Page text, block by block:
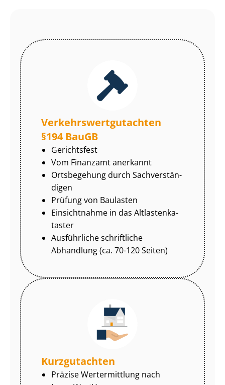
Ver­kehrs­wert­gut­ach­ten
§194 BauGB
Gerichtsfest
Vom Finanzamt anerkannt
Ortsbegehung durch Sach­ver­stän­
di­gen
Prüfung von Baulasten
Einsichtnahme in das Alt­las­ten­ka­
tas­ter
Ausführliche schriftliche
Abhandlung (ca. 70-120 Seiten)
Kurzgutachten
Präzise Wertermittlung nach